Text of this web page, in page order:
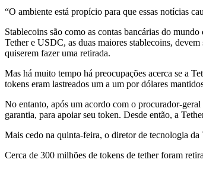
“O ambiente está propício para que essas notícias
Stablecoins são como as contas bancárias do mundo
Tether e USDC, as duas maiores stablecoins,
quiserem fazer uma retirada.
Mas há muito tempo há preocupações acerca se a
tokens eram lastreados um a um por dólares
No entanto, após um acordo com o procurador-
garantia, para apoiar seu token. Desde então, a
Mais cedo na quinta-feira, o diretor de tecnologia da
Cerca de 300 milhões de tokens de tether foram